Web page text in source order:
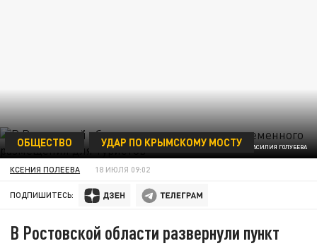
ФОТО: ТЕЛЕГРАМ-КАНАЛ ВАСИЛИЯ ГОЛУБЕВА
ОБЩЕСТВО УДАР ПО КРЫМСКОМУ МОСТУ
КСЕНИЯ ПОЛЕЕВА 18 ИЮЛЯ 09:02
ПОДПИШИТЕСЬ:
В Ростовской области развернули пункт